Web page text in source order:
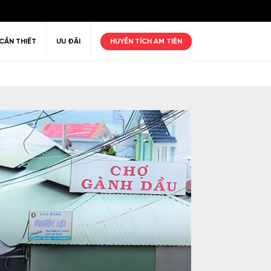
THIẾT ƯU ĐÃI HUYỀN TÍCH AM TIÊN
giãn Thiên nhiên Golf